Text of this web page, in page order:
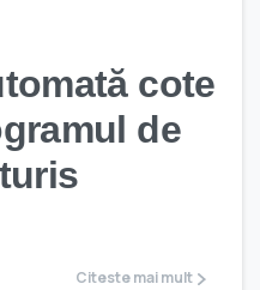
cote
de
Citeste mai mult